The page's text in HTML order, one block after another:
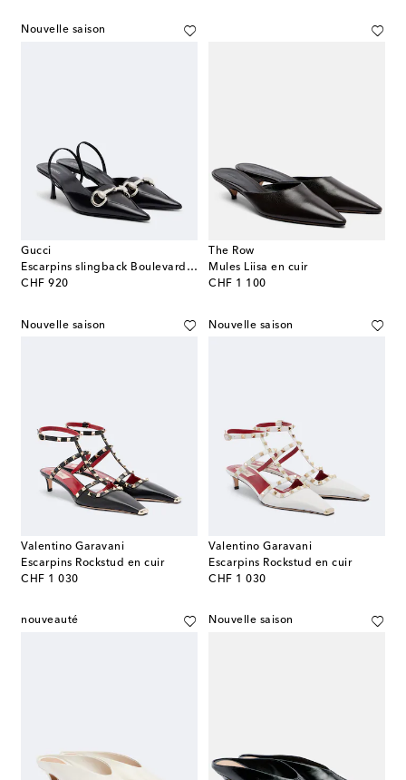
Nouvelle saison
Gucci
Escarpins slingback Boulevard en cuir
CHF 920
original price
The Row
Mules Liisa en cuir
CHF 1 100
original price
Nouvelle saison
Valentino Garavani
Escarpins Rockstud en cuir
CHF 1 030
original price
Nouvelle saison
Valentino Garavani
Escarpins Rockstud en cuir
CHF 1 030
original price
nouveauté Nouvelle saison